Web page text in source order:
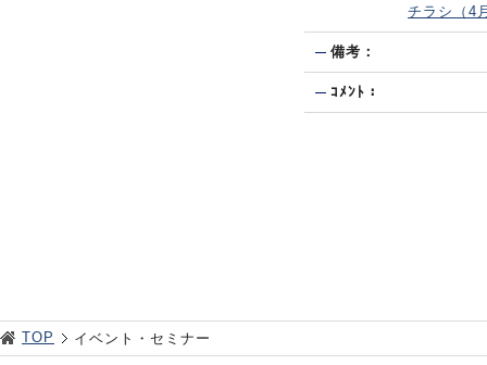
チラシ（4
備考：
ｺﾒﾝﾄ：
TOP イベント・セミナー